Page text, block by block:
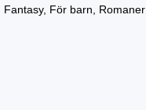
Fantasy, För barn, Romaner